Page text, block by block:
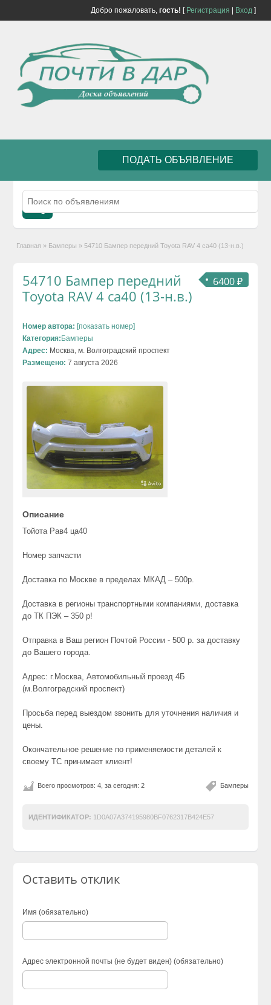
Добро пожаловать, гость! [ Регистрация Вход]
ПОДАТЬ ОБЪЯВЛЕНИЕ
Главная » Бамперы » 54710 Бампер передний Toyota RAV 4 ca40 (13-н.в.)
6400 ₽
54710 Бампер передний
Toyota RAV 4 ca40 (13-н.в.)
Номер автора: [показать номер]
Категория: Бамперы
Адрес: Москва, м. Волгоградский проспект
Размещено: 7 августа 2026
Описание
Тойота Рав4 ца40
Номер запчасти
Доставка по Москве в пределах МКАД – 500р.
Доставка в регионы транспортными компаниями, доставка
до ТК ПЭК – 350 р!
Отправка в Ваш регион Почтой России - 500 р. за доставку
до Вашего города.
Адрес: г.Москва, Автомобильный проезд 4Б
(м.Волгоградский проспект)
Просьба перед выездом звонить для уточнения наличия и
цены.
Окончательное решение по применяемости деталей к
своему ТС принимает клиент!
Бамперы
Всего просмотров: 4, за сегодня: 2
ИДЕНТИФИКАТОР: 1D0A07A374195980BF0762317B424E57
Оставить отклик
Имя (обязательно)
Адрес электронной почты (не будет виден) (обязательно)